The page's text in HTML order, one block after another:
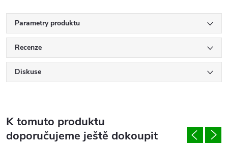
Parametry produktu
Recenze
Diskuse
K tomuto produktu
doporučujeme ještě dokoupit